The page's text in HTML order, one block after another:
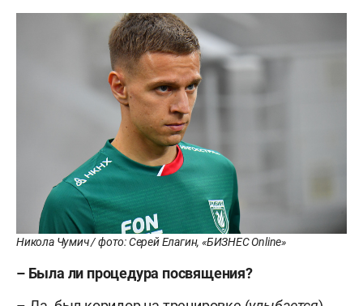
Никола Чумич / фото: Серей Елагин, «БИЗНЕС Online»
– Была ли процедура посвящения?